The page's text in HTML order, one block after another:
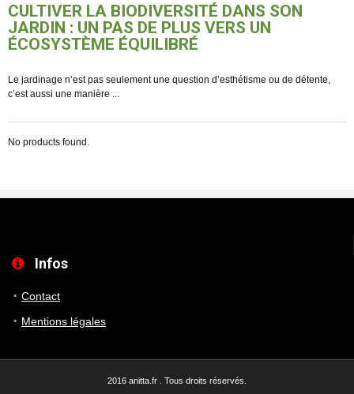
CULTIVER LA BIODIVERSITÉ DANS SON
JARDIN : UN PAS DE PLUS VERS UN
ÉCOSYSTÈME ÉQUILIBRÉ
Le jardinage n’est pas seulement une question d’esthétisme ou de détente,
c’est aussi une manière ...
No products found.
Infos
Contact
Mentions légales
2016 anitta.fr . Tous droits réservés.